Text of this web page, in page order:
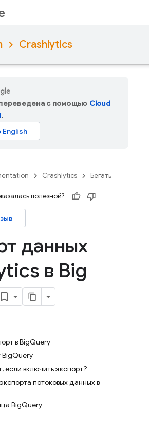
Crashlytics
с помощью Cloud
.
Crashlytics Бегать
полезной?
данных
в Big
в BigQuery
BigQuery
если включить экспорт?
потоковых данных в
BigQuery